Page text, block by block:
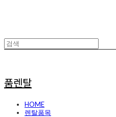
품렌탈
HOME
렌탈품목